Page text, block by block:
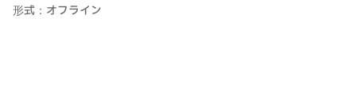
形式：オフライン